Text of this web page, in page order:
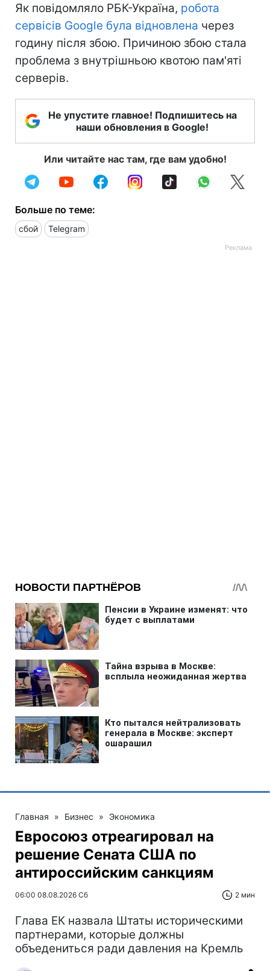
Як повідомляло РБК-Україна, робота
сервісів Google була відновлена через
годину після збою. Причиною збою стала
проблема з внутрішньою квотою пам'яті
серверів.
Не упустите главное! Подпишитесь на
наши обновления в Google!
Или читайте нас там, где вам удобно!
Больше по теме:
сбой Telegram
Главная » Бизнес » Экономика
Евросоюз отреагировал на
решение Сената США по
антироссийским санкциям
06:00 08.08.2026 Сб 2 мин
Глава ЕК назвала Штаты историческими
партнерами, которые должны
объедениться ради давления на Кремль